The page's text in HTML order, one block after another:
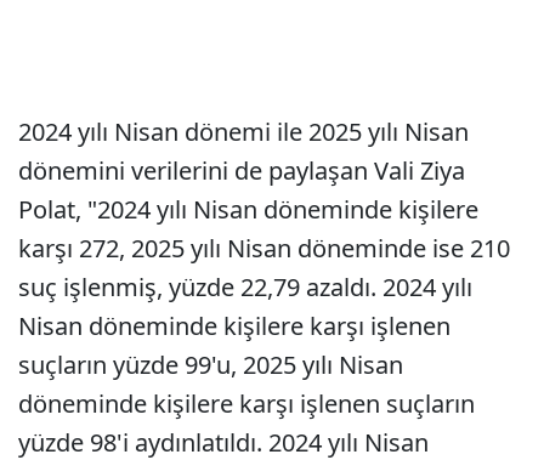
2024 yılı Nisan dönemi ile 2025 yılı Nisan
dönemini verilerini de paylaşan Vali Ziya
Polat, "2024 yılı Nisan döneminde kişilere
karşı 272, 2025 yılı Nisan döneminde ise 210
suç işlenmiş, yüzde 22,79 azaldı. 2024 yılı
Nisan döneminde kişilere karşı işlenen
suçların yüzde 99'u, 2025 yılı Nisan
döneminde kişilere karşı işlenen suçların
yüzde 98'i aydınlatıldı. 2024 yılı Nisan